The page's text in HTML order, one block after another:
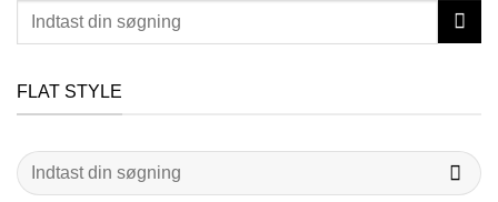
Søg
FLAT STYLE
Søg
efter: